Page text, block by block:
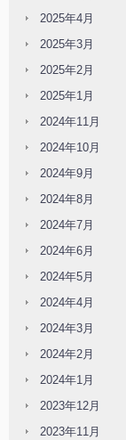
2025年4月
2025年3月
2025年2月
2025年1月
2024年11月
2024年10月
2024年9月
2024年8月
2024年7月
2024年6月
2024年5月
2024年4月
2024年3月
2024年2月
2024年1月
2023年12月
2023年11月